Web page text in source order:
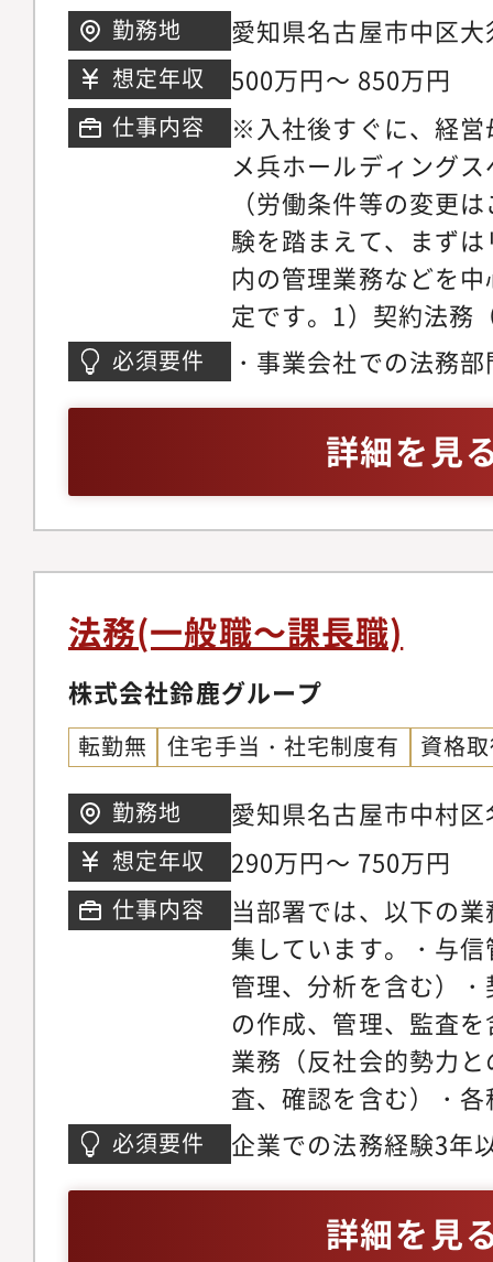
のサポート◆契約法務
統括複雑な契約スキ
BPO、新規SaaS事業
クヘッジ策の立案契
（月30?50件程度の効
計、リーガルテック
止めない法務」を実
ニュアル整備の指揮
ス・リスク管理上場
ガバナンス体制の構
化内部通報制度の整
イアンス違反発生時
ISMSを含む、全社情
報保護体制の監督◆事
ンス文化の醸成労働
の法改正を先読みし
デート提案各事業部
プライアンス」研修
的リテラシー向上の
組織構成メンバー2名
ションの魅力】・代
能です。・上場前後
て、極めて市場価値
習得できます。・キ
じ、早期に法務責任
勤務地 愛知県名古屋市中区
想定年収 500万円～ 850万円
仕事内容
※入社後すぐに、経
メ兵ホールディング
（労働条件等の変更
験を踏まえて、まず
内の管理業務などを
定です。1）契約法務
秘密保持契約書、取
等のレビュー・ドラ
告規制対応Pマーク
情報保護のための各
法規制への対応を含
ト開催時の景品表示
業開発・規制業法対
ガルリサーチ、社内
営業法・犯罪収益移
禁止法等に関するリ
応4）コーポレートガ
ンス・リスクマネジ
体の内部通報窓口の
案対応コンプライア
スクマネジメント事
管理（英語圏）■3つ
ディングス法務Gには
あります。1）コメ兵
Gとして事業会社の契
人情報保護・広告規
紛争対応、新規事業
プライアンスの推進
な法務業務に携わる
必須要件
・事業会社での法務
詳細を見
法務(一般職～課長職)
株式会社鈴鹿グループ
転勤無 住宅手当・社宅制度有 資格
勤務地
愛知県名古屋市中村
三井ビルディング本館
想定年収 290万円～ 750万円
仕事内容
当部署では、以下の
集しています。・与
管理、分析を含む）
の作成、管理、監査
業務（反社会的勢力
査、確認を含む）・
作成、会議の準備と
関する社内調整と対
び規程に係る作成管
必須要件 企業での法務経験3年
詳細を見